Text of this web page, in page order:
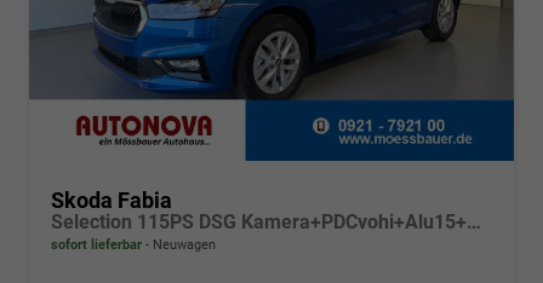
Skoda Fabia
Selection 115PS DSG Kamera+PDCvohi+Alu15+AppConnect+Sitzheizung+Sunset+LED
sofort lieferbar Neuwagen